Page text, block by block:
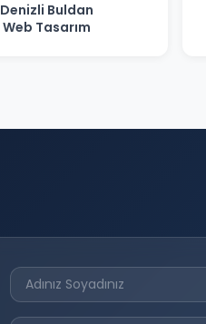
Denizli Buldan
Web Tasarım